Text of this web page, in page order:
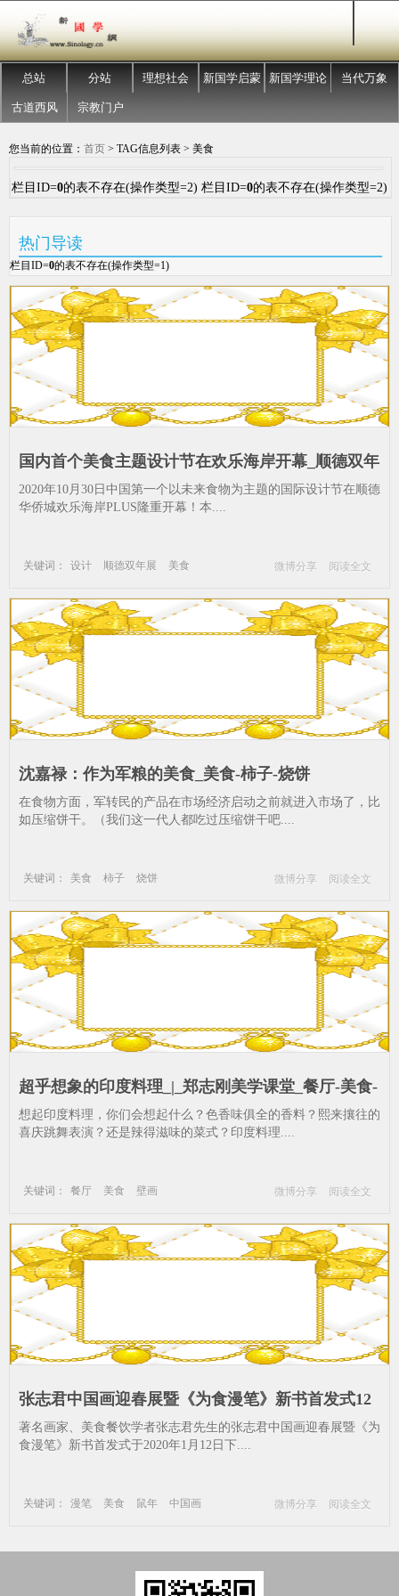
总站 分站 理想社会 新国学启蒙 新国学理论 当代万象
古道西风 宗教门户
您当前的位置： 首页 > TAG信息列表 > 美食
栏目ID=0的表不存在(操作类型=2) 栏目ID=0的表不存在(操作类型=2)
热门导读
栏目ID=0的表不存在(操作类型=1)
国内首个美食主题设计节在欢乐海岸开幕_顺德双年
展-美食-市集-华侨-展览
2020年10月30日中国第一个以未来食物为主题的国际设计节在顺德
华侨城欢乐海岸PLUS隆重开幕！本....
关键词： 设计 顺德双年展
美食
微博分享 阅读全文
沈嘉禄：作为军粮的美食_美食-柿子-烧饼
在食物方面，军转民的产品在市场经济启动之前就进入市场了，比
如压缩饼干。（我们这一代人都吃过压缩饼干吧....
关键词： 美食 柿子 烧饼 微博分享 阅读全文
超乎想象的印度料理_|_郑志刚美学课堂_餐厅-美食-
壁画
想起印度料理，你们会想起什么？色香味俱全的香料？熙来攘往的
喜庆跳舞表演？还是辣得滋味的菜式？印度料理....
关键词： 餐厅 美食 壁画 微博分享 阅读全文
张志君中国画迎春展暨《为食漫笔》新书首发式12
号在长沙举行——陪市民过一个年_张志君-漫笔-美
食-鼠年
著名画家、美食餐饮学者张志君先生的张志君中国画迎春展暨《为
食漫笔》新书首发式于2020年1月12日下....
关键词： 漫笔 美食 鼠年
中国画
微博分享 阅读全文